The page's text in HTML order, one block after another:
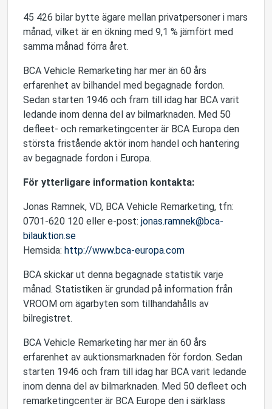
45 426 bilar bytte ägare mellan privatpersoner i mars
månad, vilket är en ökning med 9,1 % jämfört med
samma månad förra året.
BCA Vehicle Remarketing har mer än 60 års
erfarenhet av bilhandel med begagnade fordon.
Sedan starten 1946 och fram till idag har BCA varit
ledande inom denna del av bilmarknaden. Med 50
defleet- och remarketingcenter är BCA Europa den
största fristående aktör inom handel och hantering
av begagnade fordon i Europa.
För ytterligare information kontakta:
Jonas Ramnek, VD, BCA Vehicle Remarketing, tfn:
0701-620 120 eller e-post: jonas.ramnek@bca-
bilauktion.se
Hemsida: http://www.bca-europa.com
BCA skickar ut denna begagnade statistik varje
månad. Statistiken är grundad på information från
VROOM om ägarbyten som tillhandahålls av
bilregistret.
BCA Vehicle Remarketing har mer än 60 års
erfarenhet av auktionsmarknaden för fordon. Sedan
starten 1946 och fram till idag har BCA varit ledande
inom denna del av bilmarknaden. Med 50 defleet och
remarketingcenter är BCA Europe den i särklass